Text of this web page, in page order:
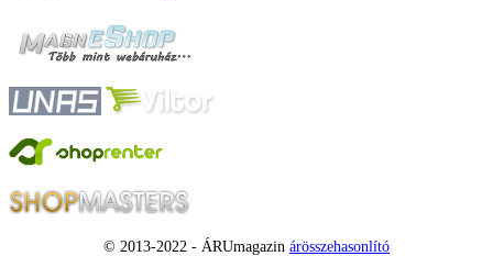
© 2013-2022 - ÁRUmagazin árösszehasonlító